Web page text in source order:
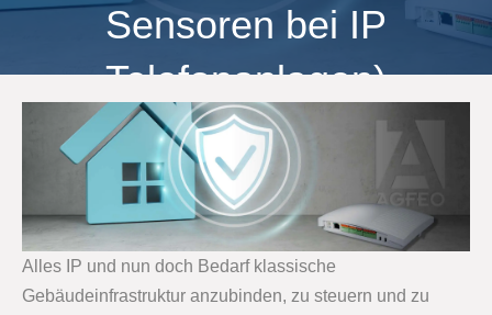
Sensoren bei IP
Telefonanlagen)
Alles IP und nun doch Bedarf klassische
Gebäudeinfrastruktur anzubinden, zu steuern und zu